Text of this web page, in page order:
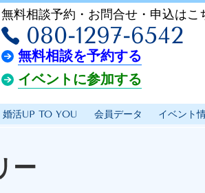
無料相談予約・お問合せ・申込はこ
080-1297-6542
無料相談を予約する
イベントに参加する
婚活UP TO YOU 会員データ イベント
ー